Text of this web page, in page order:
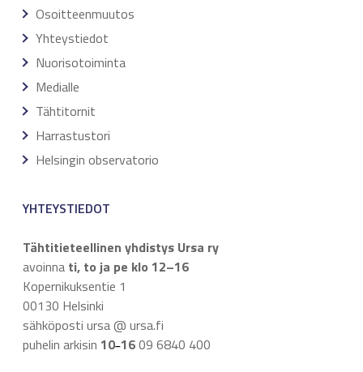
Osoitteenmuutos
Yhteystiedot
Nuorisotoiminta
Medialle
Tähtitornit
Harrastustori
Helsingin observatorio
YHTEYSTIEDOT
Tähtitieteellinen yhdistys Ursa ry
avoinna ti, to ja pe klo 12–16
Kopernikuksentie 1
00130 Helsinki
sähköposti ursa @ ursa.fi
puhelin arkisin 10–1609 6840 400